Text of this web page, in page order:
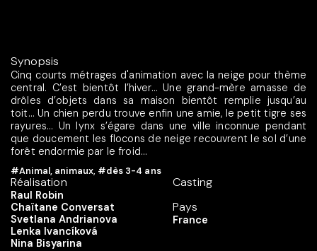
Synopsis
Cinq courts métrages d'animation avec la neige pour thème
central. C’est bientôt l’hiver… Une grand-mère amasse de
drôles d’objets dans sa maison bientôt remplie jusqu’au
toit… Un chien perdu trouve enfin une amie, le petit tigre ses
rayures… Un lynx s’égare dans une ville inconnue pendant
que doucement les flocons de neige recouvrent le sol d’une
forêt endormie par le froid…
#Animal, animaux, #dès 3-4 ans
Réalisation
Raul Robin
Chaïtane Conversat
Svetlana Andrianova
Lenka Ivancíková
Nina Bisyarina
Casting
Pays
France